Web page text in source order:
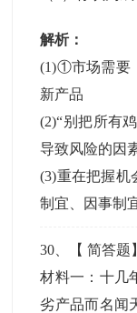
解析：
(1)①市场需要
新产品
(2)“别把所有
导致风险的因
(3)重在把握机
制宜、因事制
30 、【简答题 】
材料一：十几
劣产品而名闻